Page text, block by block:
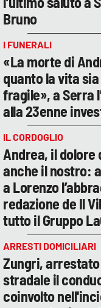
Bruno
I FUNERALI
«La morte di
quanto la vita
fragile», a Serra
alla 23enne
IL CORDOGLIO
Andrea, il dolore
anche il nostro:
a Lorenzo
redazione de Il
tutto il Gruppo
ARRESTI DOMICILIARI
Zungri,
stradale il
coinvolto